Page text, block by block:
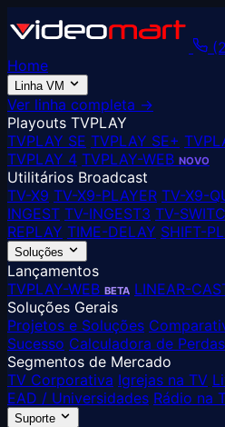
Home
Linha VM
Ver linha completa →
Playouts TVPLAY
TVPLAY SE TVPLAY SE+
TVPLAY 4 TVPLAY-WEB NOVO
Utilitários Broadcast
TV-X9 TV-X9-PLAYER TV-X9-
INGEST TV-INGEST3 TV-
REPLAY TIME-DELAY SHIFT-
Soluções
Lançamentos
TVPLAY-WEB BETA LINEAR-
Soluções Gerais
Projetos e Soluções
Sucesso Calculadora de Perdas
Segmentos de Mercado
TV Corporativa Igrejas na TV
EAD / Universidades Rádio na
Suporte